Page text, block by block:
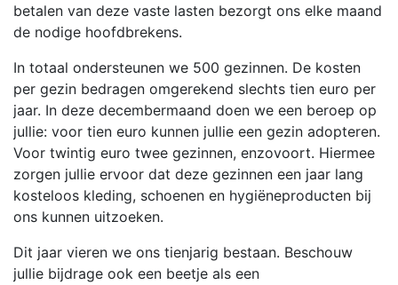
betalen van deze vaste lasten bezorgt ons elke maand
de nodige hoofdbrekens.
In totaal ondersteunen we 500 gezinnen. De kosten
per gezin bedragen omgerekend slechts tien euro per
jaar. In deze decembermaand doen we een beroep op
jullie: voor tien euro kunnen jullie een gezin adopteren.
Voor twintig euro twee gezinnen, enzovoort. Hiermee
zorgen jullie ervoor dat deze gezinnen een jaar lang
kosteloos kleding, schoenen en hygiëneproducten bij
ons kunnen uitzoeken.
Dit jaar vieren we ons tienjarig bestaan. Beschouw
jullie bijdrage ook een beetje als een